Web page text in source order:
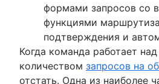
Управление ИТ-
Обзор
Базы данных
Управление
Рекомендации по
Управление
Обзор
Управление
формами запросов со
функциями
подтверждения и
Когда команда работает
количеством запросов на
отстать. Одна из наиболее